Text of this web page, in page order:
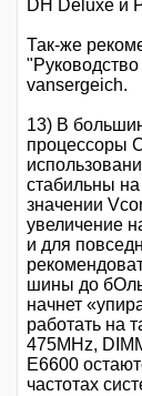
DH Deluxe и
Так-же
vansergeich.
13) В
процессоры
стабильны
значении
увеличение
и для
шины до
начнет
работать на
475MHz,
E6600
частотах